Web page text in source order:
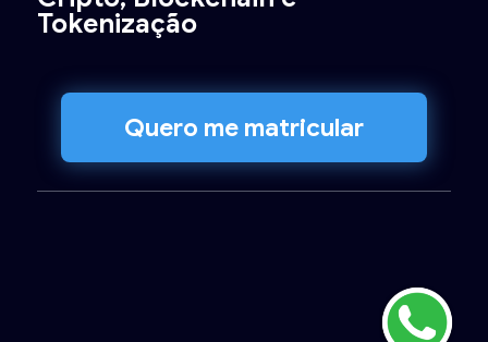
Tokenização
Quero me matricular